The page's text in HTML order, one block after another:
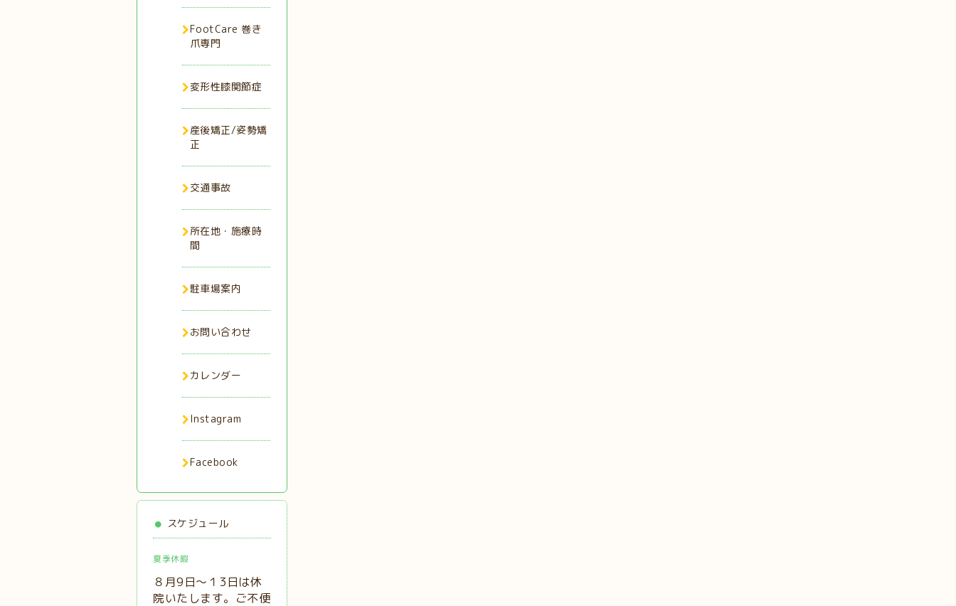
FootCare 巻き
爪専門
変形性膝関節症
産後矯正/姿勢矯
正
交通事故
所在地・施療時
間
駐車場案内
お問い合わせ
カレンダー
Instagram
Facebook
スケジュール
夏季休暇
８月9日～１3日は休
院いたします。ご不便